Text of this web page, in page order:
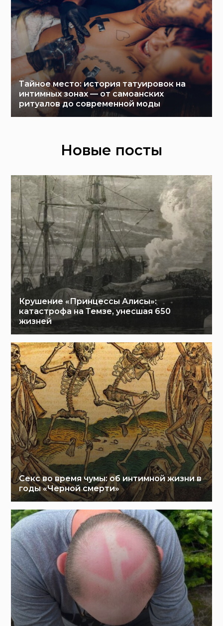
Тайное место: история татуировок на
интимных зонах — от самоанских
ритуалов до современной моды
Новые посты
Крушение «Принцессы Алисы»:
катастрофа на Темзе, унесшая 650
жизней
Секс во время чумы: об интимной жизни в
годы «Черной смерти»